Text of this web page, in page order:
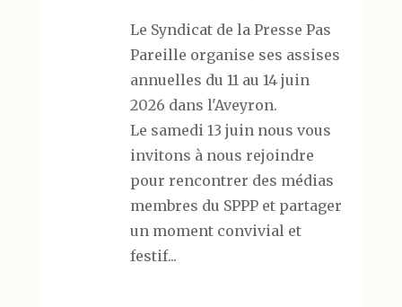
Le Syndicat de la Presse Pas
Pareille organise ses assises
annuelles du 11 au 14 juin
2026 dans l'Aveyron.
Le samedi 13 juin nous vous
invitons à nous rejoindre
pour rencontrer des médias
membres du SPPP et partager
un moment convivial et
festif...